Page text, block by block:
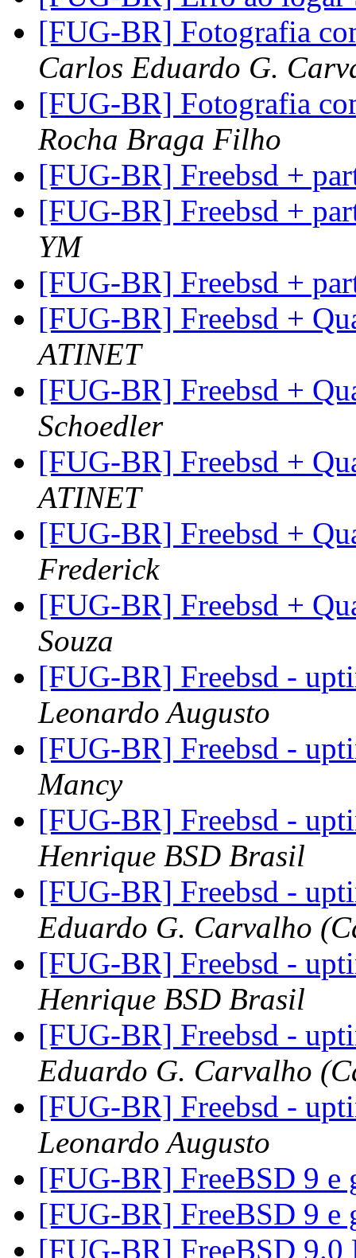
[FUG-BR] Fotografia
Carlos Eduardo G.
[FUG-BR] Fotografia
Rocha Braga Filho
[FUG-BR] Freebsd +
[FUG-BR] Freebsd +
YM
[FUG-BR] Freebsd +
[FUG-BR] Freebsd +
ATINET
[FUG-BR] Freebsd +
Schoedler
[FUG-BR] Freebsd +
ATINET
[FUG-BR] Freebsd +
Frederick
[FUG-BR] Freebsd +
Souza
[FUG-BR] Freebsd -
Leonardo Augusto
[FUG-BR] Freebsd -
Mancy
[FUG-BR] Freebsd -
Henrique BSD Brasil
[FUG-BR] Freebsd -
Eduardo G. Carvalho
[FUG-BR] Freebsd -
Henrique BSD Brasil
[FUG-BR] Freebsd -
Eduardo G. Carvalho
[FUG-BR] Freebsd -
Leonardo Augusto
[FUG-BR] FreeBSD 9 e
[FUG-BR] FreeBSD 9 e
[FUG-BR] FreeBSD